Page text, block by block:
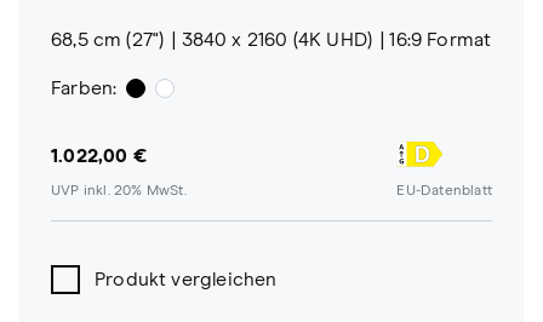
68,5 cm (27") 3840 x 2160 (4K UHD) 16:9 Format
Farben:
1.022,00 €
UVP inkl. 20% MwSt. EU-Datenblatt
Produkt vergleichen